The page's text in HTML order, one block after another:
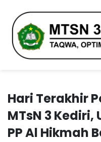
Hari Terakhir
MTsN 3
PP Al Hikmah